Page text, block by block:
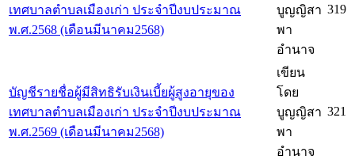
เทศบาลตำบลเมืองเก่า ประจำปีงบประมาณ
พ.ศ.2568 (เดือนมีนาคม2568)
บูญญิสา
พา
อำนาจ
319
บัญชีรายชื่อผู้มีสิทธิรับเงินเบี้ยผู้สูงอายุของ
เทศบาลตำบลเมืองเก่า ประจำปีงบประมาณ
พ.ศ.2569 (เดือนมีนาคม2568)
เขียน
โดย
บูญญิสา
พา
อำนาจ
321